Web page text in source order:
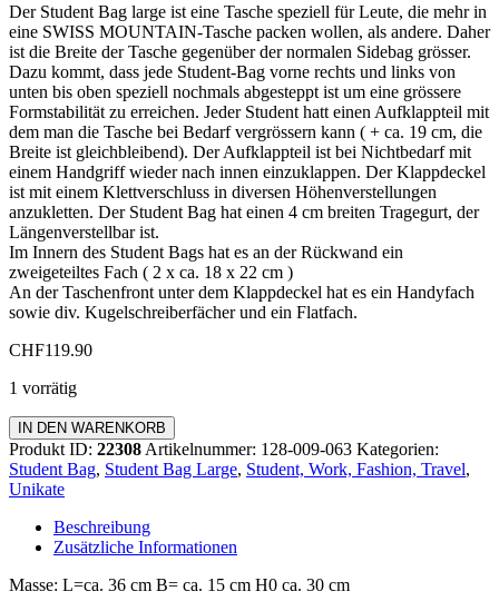
Der Student Bag large ist eine Tasche speziell für Leute, die mehr in
eine SWISS MOUNTAIN-Tasche packen wollen, als andere. Daher
ist die Breite der Tasche gegenüber der normalen Sidebag grösser.
Dazu kommt, dass jede Student-Bag vorne rechts und links von
unten bis oben speziell nochmals abgesteppt ist um eine grössere
Formstabilität zu erreichen. Jeder Student hatt einen Aufklappteil mit
dem man die Tasche bei Bedarf vergrössern kann ( + ca. 19 cm, die
Breite ist gleichbleibend). Der Aufklappteil ist bei Nichtbedarf mit
einem Handgriff wieder nach innen einzuklappen. Der Klappdeckel
ist mit einem Klettverschluss in diversen Höhenverstellungen
anzukletten. Der Student Bag hat einen 4 cm breiten Tragegurt, der
Längenverstellbar ist.
Im Innern des Student Bags hat es an der Rückwand ein
zweigeteiltes Fach ( 2 x ca. 18 x 22 cm )
An der Taschenfront unter dem Klappdeckel hat es ein Handyfach
sowie div. Kugelschreiberfächer und ein Flatfach.
CHF119.90
1 vorrätig
Student
Bag
Large
Menge
IN DEN WARENKORB
Produkt ID: 22308 Artikelnummer: 128-009-063 Kategorien:
Student Bag, Student Bag Large, Student, Work, Fashion, Travel,
Unikate
Beschreibung
Zusätzliche Informationen
Masse: L=ca. 36 cm B= ca. 15 cm H0 ca. 30 cm